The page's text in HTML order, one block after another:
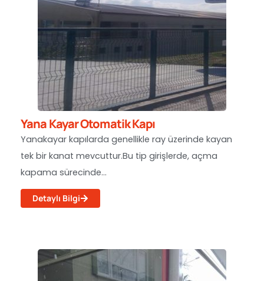
Yana Kayar Otomatik Kapı
Yanakayar kapılarda genellikle ray üzerinde kayan
tek bir kanat mevcuttur.Bu tip girişlerde, açma
kapama sürecinde...
Detaylı Bilgi